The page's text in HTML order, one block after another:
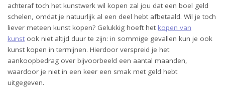
achteraf toch het kunstwerk wil kopen zal jou dat een boel geld
schelen, omdat je natuurlijk al een deel hebt afbetaald. Wil je toch
liever meteen kunst kopen? Gelukkig hoeft het kopen van
kunst ook niet altijd duur te zijn: in sommige gevallen kun je ook
kunst kopen in termijnen. Hierdoor verspreid je het
aankoopbedrag over bijvoorbeeld een aantal maanden,
waardoor je niet in een keer een smak met geld hebt
uitgegeven.